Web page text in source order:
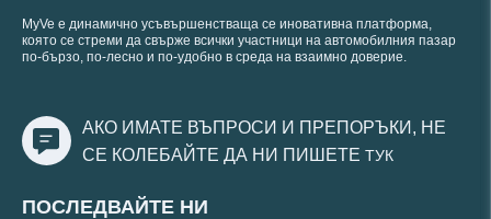
MyVe е динамично усъвършенстваща се иновативна платформа,
която се стреми да свърже всички участници на автомобилния пазар
по-бързо, по-лесно и по-удобно в среда на взаимно доверие.
АКО ИМАТЕ ВЪПРОСИ И ПРЕПОРЪКИ, НЕ
СЕ КОЛЕБАЙТЕ ДА НИ ПИШЕТЕ ТУК
ПОСЛЕДВАЙТЕ НИ